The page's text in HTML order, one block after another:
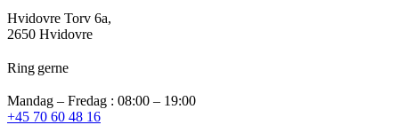
Hvidovre Torv 6a,
2650 Hvidovre
Ring gerne
Mandag – Fredag : 08:00 – 19:00
+45 70 60 48 16